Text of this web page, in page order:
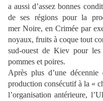
a aussi d’assez bonnes
de ses régions pour la
mer Noire, en Crimée par
noyaux, fruits à coque tout
sud-ouest de Kiev pour
pommes et poires.
Après plus d’une
production consécutif à la «
l’organisation antérieure,